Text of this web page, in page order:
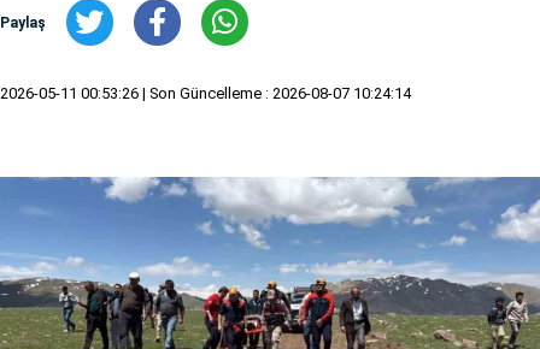
Paylaş
2026-05-11 00:53:26 | Son Güncelleme : 2026-08-07 10:24:14